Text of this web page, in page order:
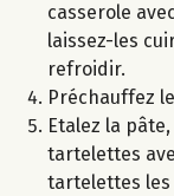
casserole
laissez-les
refroidir.
Préchauffez
Etalez la
tartelettes
tartelettes les